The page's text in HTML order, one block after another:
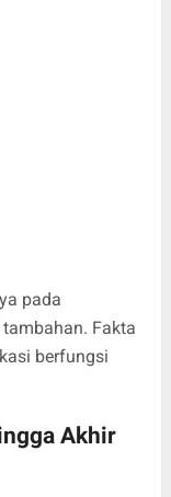
pada
Fakta
berfungsi
Akhir